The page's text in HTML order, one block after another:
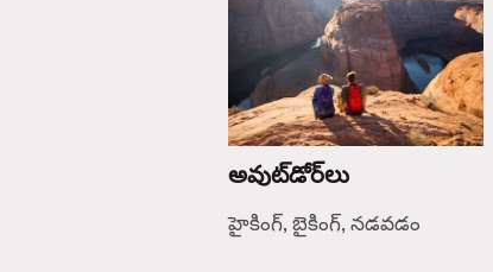
అవుట్‌డోర్‌లు
హైకింగ్, బైకింగ్, నడవడం